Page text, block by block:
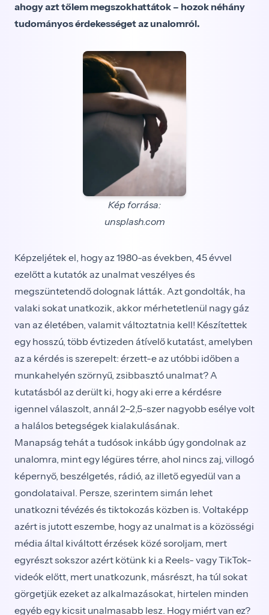
ahogy azt tőlem megszokhattátok – hozok néhány
tudományos érdekességet az unalomról.
Kép forrása:
unsplash.com
Képzeljétek el, hogy az 1980-as években, 45 évvel
ezelőtt a kutatók az unalmat veszélyes és
megszüntetendő dolognak látták. Azt gondolták, ha
valaki sokat unatkozik, akkor mérhetetlenül nagy gáz
van az életében, valamit változtatnia kell! Készítettek
egy hosszú, több évtizeden átívelő kutatást, amelyben
az a kérdés is szerepelt: érzett-e az utóbbi időben a
munkahelyén szörnyű, zsibbasztó unalmat? A
kutatásból az derült ki, hogy aki erre a kérdésre
igennel válaszolt, annál 2–2,5-szer nagyobb esélye volt
a halálos betegségek kialakulásának.
Manapság tehát a tudósok inkább úgy gondolnak az
unalomra, mint egy légüres térre, ahol nincs zaj, villogó
képernyő, beszélgetés, rádió, az illető egyedül van a
gondolataival. Persze, szerintem simán lehet
unatkozni tévézés és tiktokozás közben is. Voltaképp
azért is jutott eszembe, hogy az unalmat is a közösségi
média által kiváltott érzések közé soroljam, mert
egyrészt sokszor azért kötünk ki a Reels- vagy TikTok-
videók előtt, mert unatkozunk, másrészt, ha túl sokat
görgetjük ezeket az alkalmazásokat, hirtelen minden
egyéb egy kicsit unalmasabb lesz. Hogy miért van ez?